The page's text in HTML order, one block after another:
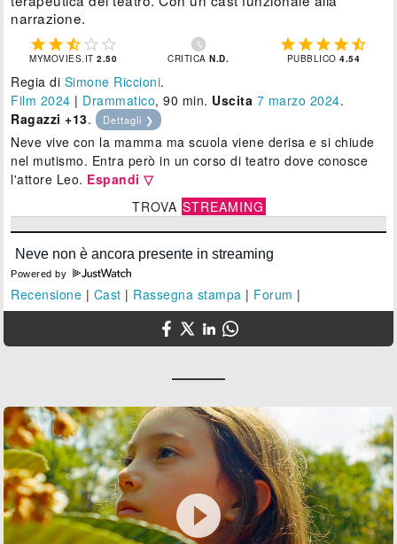
narrazione.
    
MYMOVIES.IT2.50

CRITICAN.D.
    
PUBBLICO4.54
Regia di Simone Riccioni.
Film 2024 | Drammatico, 90 min. Uscita 7 marzo 2024.
Ragazzi +13. Dettagli ❯
Neve vive con la mamma ma scuola viene derisa e si chiude
nel mutismo. Entra però in un corso di teatro dove conosce
l'attore Leo. Espandi ▽
TROVA STREAMING
Powered by
Recensione | Cast | Rassegna stampa | Forum |
